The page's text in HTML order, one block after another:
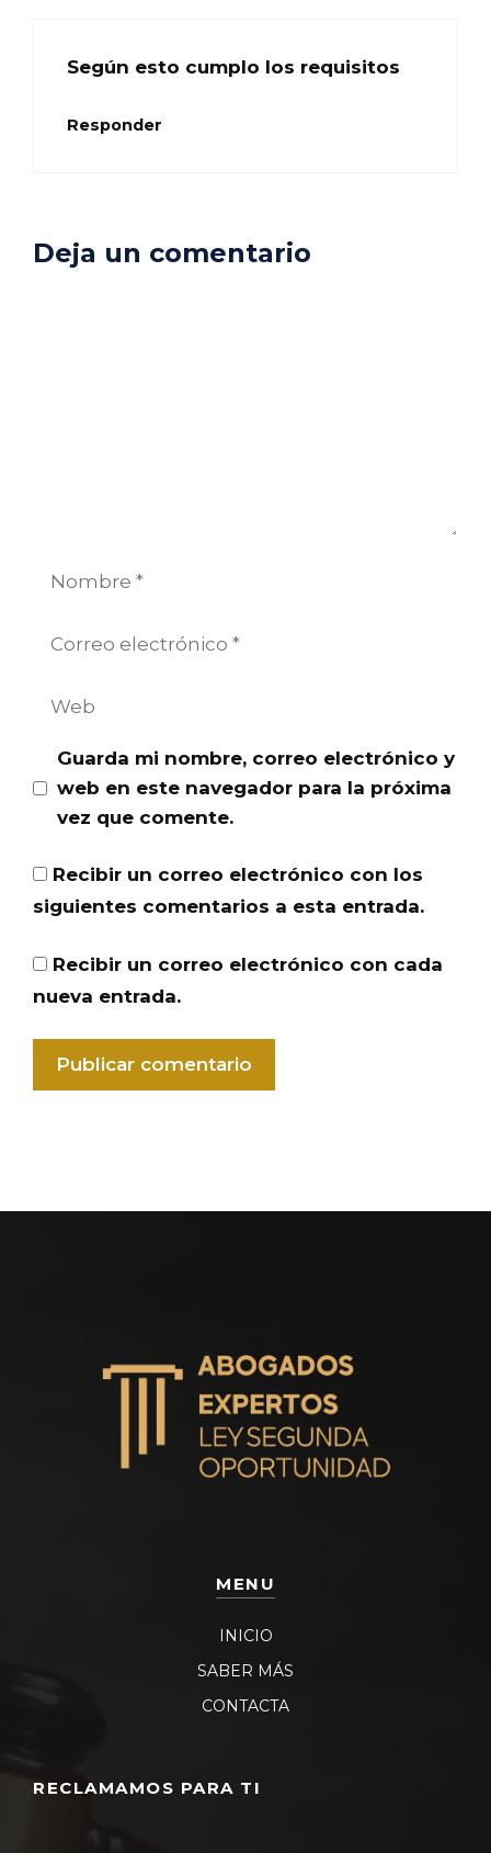
Según esto cumplo los requisitos
Responder
Deja un comentario
Nombre
Guarda mi nombre, correo electrónico y
web en este navegador para la próxima
vez que comente.
Recibir un correo electrónico con los
siguientes comentarios a esta entrada.
Recibir un correo electrónico con cada
nueva entrada.
MENU
INICIO
SABER MÁS
CONTACTA
RECLAMAMOS PARA TI